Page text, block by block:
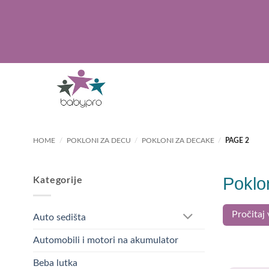
HOME / POKLONI ZA DECU / POKLONI ZA DECAKE / PAGE 2
Kategorije
Auto sedišta
Automobili i motori na akumulator
Beba lutka
Pročitaj